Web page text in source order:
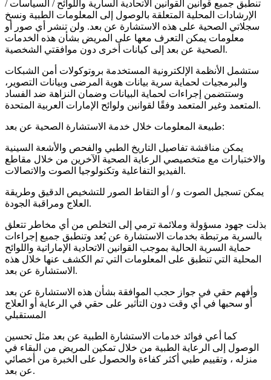
تنطبق جميع قوانين القوانين الاتحادية السارية واللوائح / السياسات /
الإرشادات المحلية المتعلقة بالوصول إلى المعلومات الطبية ونسخ
سجلاتي الصحية على هذه الاستشارة عن بعد. ولن تنشر أي صور أو
معلومات يمكن التعرف معها على المريض بشأن هذه الخدمات
الصحية عن بعد إلى كيانات أخرى دون موافقتي الشخصية.
ستشمل الأنظمة الإلكترونية المستخدمة بروتوكولات أمن الشبكات
والبرمجيات لحماية سرية بيانات هوية المرضى وبيانات التصوير،
وستتضمن إجراءات لحماية البيانات وضمان النزاهة ضد الفساد
المتعمد وغير المتعمد وفقًا لقوانين ولوائح الإمارات العربية المتحدة.
طبيعة المعلومات خلال خدمة الاستشارة الصحية عن بعد:
يمكن مناقشة تفاصيل التاريخ الطبي والفحص والأشعة السينية
والاختبارات مع متخصيصي الرعاية الصحية الآخرين من خلال مقاطع
الفيديو التفاعلية وتكنولوجيا الصوت والاتصالات.
يمكن تسجيل الصوت و / أو التقاط الصور للتشخيص الدقيق وطريقة
العلاج ومراقبة الجودة.
بذلت جهود مسؤولة وملائمة ترمي إلى التخلص من أي مخاطر تتعلق
بالسرية مرتبطة بخدمات الاستشارة عن بُعد وتنطبق جميع إجراءات
حماية السرية الحالية بموجب القوانين الاتحادية الإماراتية واللوائح
المحلية التي تنطبق على المعلومات التي تم الكشف عنها خلال هذه
الاستشارة عن بعد.
وأفهم حقي في جواز حجب الموافقة بشأن هذه الاستشارة عن بعد
أو سحبها في أي وقت دون التأثير على حقي في الرعاية أو العلاج
المستقبلي
كما أعي فوائد خدمات الاستشارة الطبية عن بعد مثل تحسين
الوصول إلى الرعاية الطبية من خلال تمكين المريض من البقاء في
منزله ، وتقييم طبي أكثر كفاءة والحصول على الخبرة من أخصائي
عن بعد.